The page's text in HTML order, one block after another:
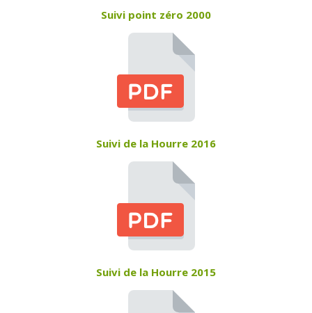
Suivi point zéro 2000
Suivi de la Hourre 2016
Suivi de la Hourre 2015